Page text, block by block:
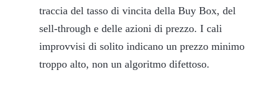
traccia del tasso di vincita della Buy Box, del
sell-through e delle azioni di prezzo. I cali
improvvisi di solito indicano un prezzo minimo
troppo alto, non un algoritmo difettoso.